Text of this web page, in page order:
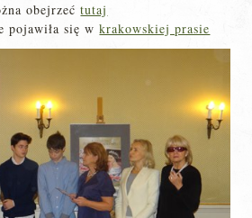
obejrzećtutaj
pojawiła się wkrakowskiej prasie